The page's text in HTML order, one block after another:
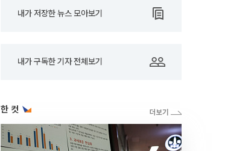
내가 저장한 뉴스 모아보기
내가 구독한 기자 전체보기
한 컷